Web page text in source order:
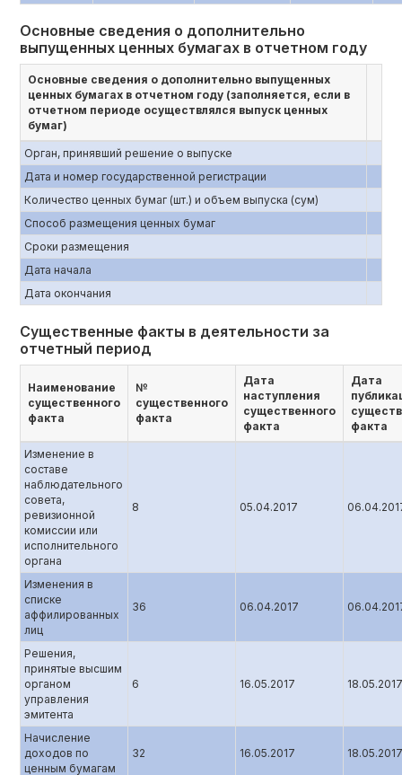
Основные сведения о дополнительно
выпущенных ценных бумагах в отчетном году
Основные сведения о дополнительно выпущенных
ценных бумагах в отчетном году (заполняется, если в
отчетном периоде осуществлялся выпуск ценных
бумаг)
Орган, принявший решение о выпуске
Дата и номер государственной регистрации
Количество ценных бумаг (шт.) и объем выпуска (сум)
Способ размещения ценных бумаг
Сроки размещения
Дата начала
Дата окончания
Существенные факты в деятельности за
отчетный период
Наименование
существенного
факта
№
существенного
факта
Дата
наступления
существенного
факта
Дата
факта
Изменение в
составе
наблюдательного
совета,
ревизионной
комиссии или
исполнительного
органа
8 05.04.2017
Изменения в
списке
аффилированных
лиц
36 06.04.2017
Решения,
принятые высшим
органом
управления
эмитента
6 16.05.2017 18.05.2017
Начисление
доходов по
ценным бумагам
32 16.05.2017 18.05.2017